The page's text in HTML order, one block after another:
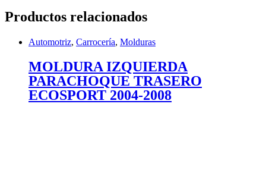
Productos relacionados
Automotriz, Carrocería, Molduras
MOLDURA IZQUIERDA
PARACHOQUE TRASERO
ECOSPORT 2004-2008